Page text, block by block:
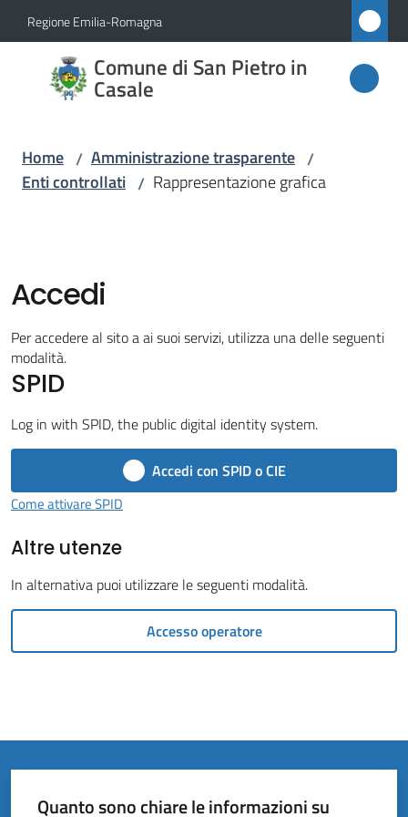
Vai al contenuto
Vai alla navigazione
Vai al footer
Regione Emilia-Romagna
Comune di San Pietro in
Casale
Comune
di San
Casale
Menu selezionato
Novità
Servizi
il
Amministrazione
Trasparente
Menu selezionato
Tutti
Home / Amministrazione trasparente /
Enti controllati / Rappresentazione grafica
Accedi
Per accedere al sito a ai suoi servizi, utilizza una delle seguenti
modalità.
SPID
Log in with SPID, the public digital identity system.
Accedi con SPID o CIE
Come attivare SPID
Altre utenze
In alternativa puoi utilizzare le seguenti modalità.
Accesso operatore
Quanto sono chiare le informazioni su